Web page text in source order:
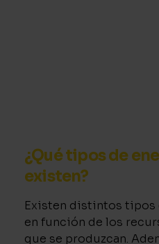
¿Qué tipos de
existen?
Existen distintos tipos
en función de los
que se produzcan.